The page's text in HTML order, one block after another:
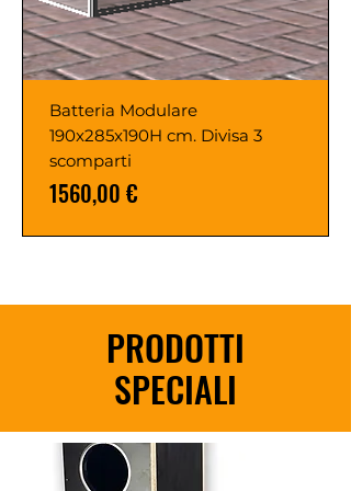
Batteria Modulare
190x285x190H cm. Divisa 3
scomparti
Prezzo
1560,00 €
PRODOTTI
SPECIALI